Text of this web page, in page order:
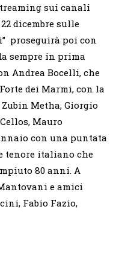
sui canali
dicembre sulle
proseguirà poi con
sempre in prima
Andrea Bocelli, che
dei Marmi, con la
Metha, Giorgio
Mauro
con una puntata
tenore italiano che
80 anni. A
e amici
Fabio Fazio,